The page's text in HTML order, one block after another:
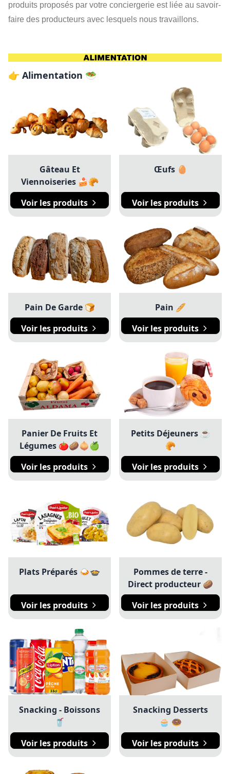
produits proposés par votre conciergerie est liée au savoir-
faire des producteurs avec lesquels nous travaillons.
👉 Alimentation 🥗
Gâteau Et
Viennoiseries 🍰🥐
Voir les produits
Œufs 🥚
Voir les produits
Pain De Garde 🍞
Voir les produits
Pain 🥖
Voir les produits
Panier De Fruits Et
Légumes 🍅🥔🧅🍏
Voir les produits
Petits Déjeuners ☕
🥐
Voir les produits
Plats Préparés 🍛🍲
Voir les produits
Pommes de terre -
Direct producteur 🥔
Voir les produits
Snacking - Boissons
🥤
Voir les produits
Snacking Desserts
🧁 🍩
Voir les produits